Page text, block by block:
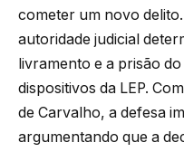
cometer um novo
autoridade judicial
livramento e a prisão
dispositivos da LEP.
de Carvalho, a defesa
argumentando que a